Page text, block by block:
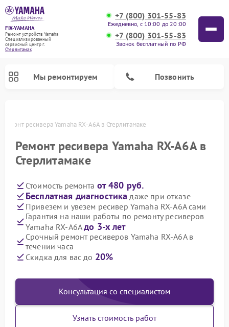
FIX-YAMAHA
Ремонт устройств Yamaha
Специализированный
cервисный центр г.
Стерлитамак
+7 (800) 301-55-83
Ежедневно, с 10:00 до 20:00
+7 (800) 301-55-83
Звонок бесплатный по РФ
Мы ремонтируем Позвонить
Ремонт ресивера Yamaha RX-A6A в Стерлитамаке
Ремонт ресивера Yamaha RX-A6A в
Стерлитамаке
Стоимость ремонта от 480 руб.
Бесплатная диагностика даже при отказе
Привезем и увезем ресивер Yamaha RX-A6A сами
Гарантия на наши работы по ремонту ресиверов
Yamaha RX-A6Aдо 3-х лет
Срочный ремонт ресиверов Yamaha RX-A6A в
течении часа
Скидка для вас до 20%
Консультация со специалистом
Узнать стоимость работ